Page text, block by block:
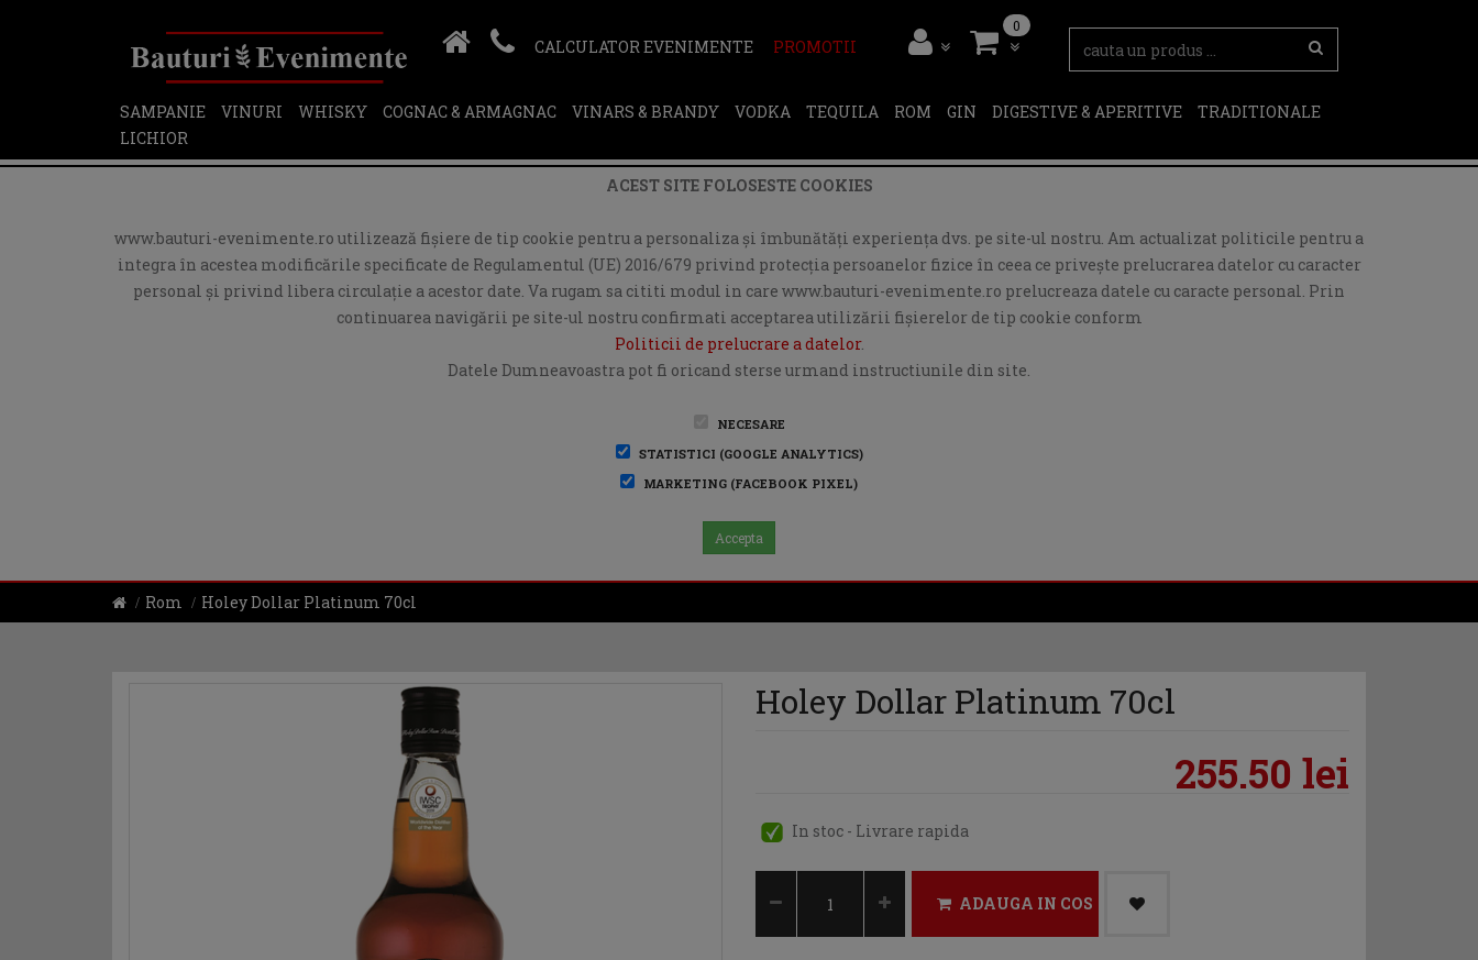
CALCULATOR EVENIMENTE PROMOTII
0
SAMPANIE VINURI WHISKY COGNAC & ARMAGNAC VINARS & BRANDY VODKA TEQUILA ROM GIN DIGESTIVE & APERITIVE
TRADITIONALE
LICHIOR
ACEST SITE FOLOSESTE COOKIES
www.bauturi-evenimente.ro utilizează fişiere de tip cookie pentru a personaliza și îmbunătăți experiența dvs. pe site-ul nostru. Am actualizat politicile pentru a
integra în acestea modificările specificate de Regulamentul (UE) 2016/679 privind protecția persoanelor fizice în ceea ce privește prelucrarea datelor cu caracter
personal și privind libera circulație a acestor date. Va rugam sa cititi modul in care www.bauturi-evenimente.ro prelucreaza datele cu caracte personal. Prin
continuarea navigării pe site-ul nostru confirmati acceptarea utilizării fişierelor de tip cookie conform
Politicii de prelucrare a datelor.
Datele Dumneavoastra pot fi oricand sterse urmand instructiunile din site.
NECESARE
STATISTICI (GOOGLE ANALYTICS)
MARKETING (FACEBOOK PIXEL)
Accepta
Rom Holey Dollar Platinum 70cl
Holey Dollar Platinum 70cl
255.50 lei
In stoc - Livrare rapida
ADAUGA IN COS